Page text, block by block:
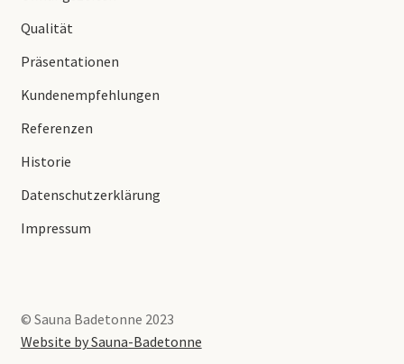
Qualität
Präsentationen
Kundenempfehlungen
Referenzen
Historie
Datenschutzerklärung
Impressum
© Sauna Badetonne 2023
Website by Sauna-Badetonne